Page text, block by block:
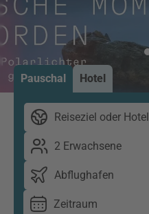
Pauschal Hotel
Reiseziel oder Hotel
2 Erwachsene
Abflughafen
Zeitraum